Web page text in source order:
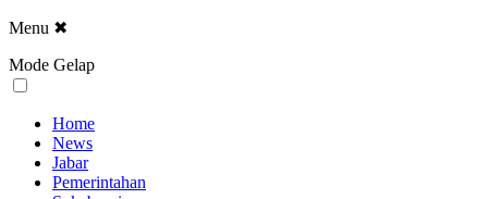
Menu ✖
Mode Gelap
Home
News
Jabar
Pemerintahan